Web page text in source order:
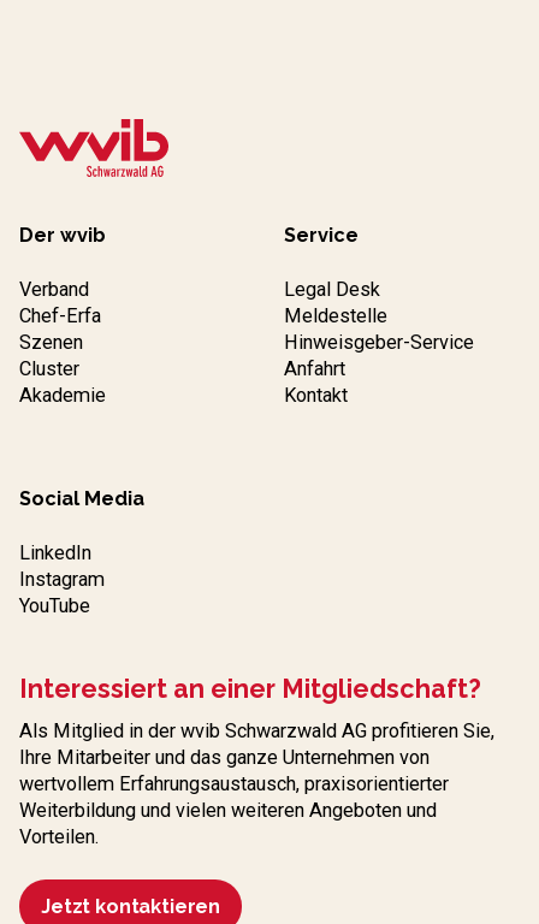
Der wvib
Verband
Chef-Erfa
Szenen
Cluster
Akademie
Service
Legal Desk
Meldestelle
Hinweisgeber-Service
Anfahrt
Kontakt
Social Media
LinkedIn
Instagram
YouTube
Interessiert an einer Mitgliedschaft?
Als Mitglied in der wvib Schwarzwald AG profitieren Sie,
Ihre Mitarbeiter und das ganze Unternehmen von
wertvollem Erfahrungs­austausch, praxisorientierter
Weiterbildung und vielen weiteren Angeboten und
Vorteilen.
Jetzt kontaktieren